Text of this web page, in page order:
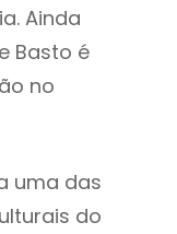
Ainda
Basto é
no
uma das
do